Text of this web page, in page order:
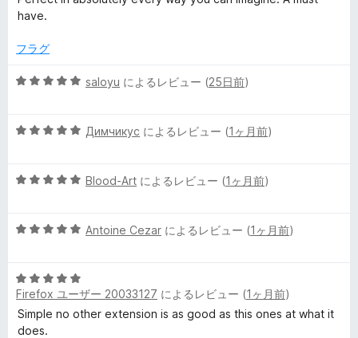
階
5
評
have.
フラグ
5
中
評
saloyu によるレビュー (25日前)
5
中
評
Димчикус によるレビュー (1ヶ月前)
5
中
評
価
Blood-Art によるレビュー (1ヶ月前)
5
中
5
の
評
Antoine Cezar によるレビュー (1ヶ月前)
5
段
階
中
Firefox ユーザー 20033127 によるレビュー (1ヶ月前)
Simple no other extension is as good as this ones at what it
does.